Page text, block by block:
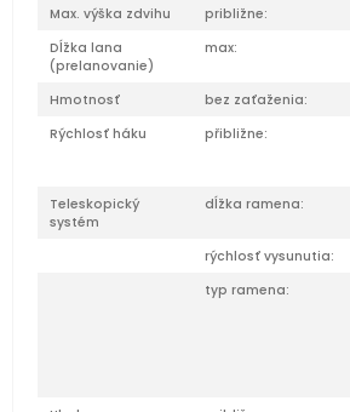
Max. výška zdvihu približne:
Dĺžka lana
(prelanovanie)
max:
Hmotnosť
bez zaťaženia:
Rýchlosť háku
přibližne:
Teleskopický
systém
dĺžka ramena:
rýchlosť vysunutia:
typ ramena: